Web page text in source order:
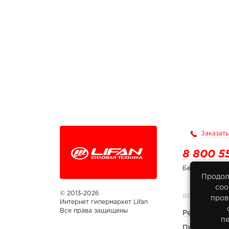
© 2013-2026
Интернет гипермаркет Lifan
Все права защищены
8 800
Бесплатно по
ДОКУМЕНТЫ
Реквизиты